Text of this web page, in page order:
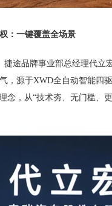
： 一键覆盖全场景
途品牌事业部总经理代立
，源于XWD全自动智能四
念，从“技术夯、无门槛、